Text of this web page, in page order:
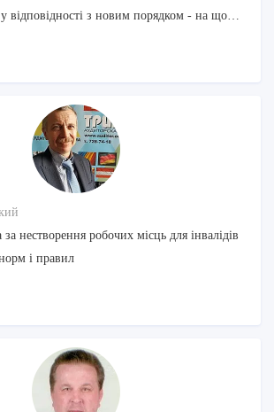
у відповідності з новим порядком - на що
нестворення робочих місць для інвалідів
і правил